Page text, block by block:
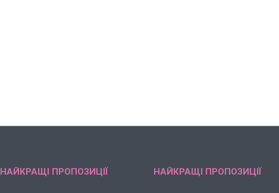
НАЙКРАЩІ ПРОПОЗИЦІЇ НАЙКРАЩІ ПРОПОЗИЦІЇ